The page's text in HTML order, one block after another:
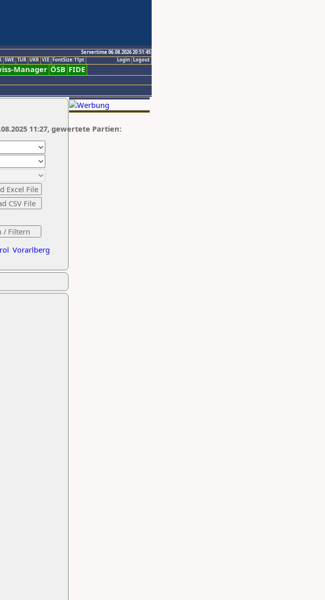
Servertime 06.08.2026 20:51:45
Logout
Login
SWE TUR UKR VIE FontSize:11pt
Manager ÖSB FIDE
Vorarlberg
11:27, gewertete Partien: